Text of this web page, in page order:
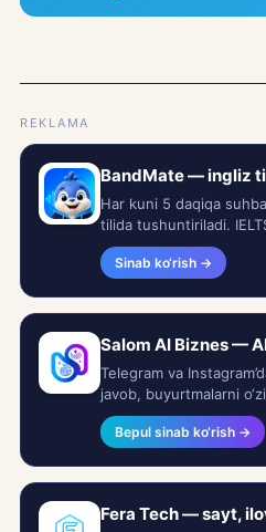
REKLAMA
BandMate — ingliz
Har kuni 5 daqiqa
tilida tushuntiriladi.
Sinab ko‘rish →
Salom AI Biznes —
Telegram va
javob, buyurtmalarni
Bepul sinab ko‘rish →
Fera Tech — sayt,